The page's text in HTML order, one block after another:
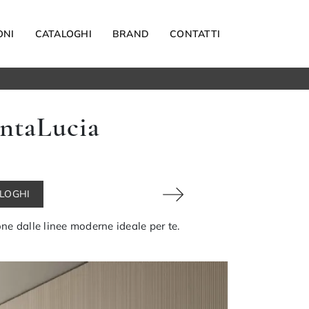
Elettrodomestici
Arredo Giardino
CATALOGHI BRAND CONTATTI
dalle linee moderne ideale per te.